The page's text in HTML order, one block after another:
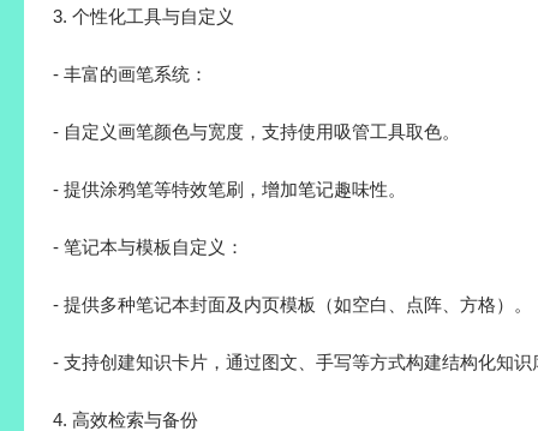
3. 个性化工具与自定义
- 丰富的画笔系统：
- 自定义画笔颜色与宽度，支持使用吸管工具取色。
- 提供涂鸦笔等特效笔刷，增加笔记趣味性。
- 笔记本与模板自定义：
- 提供多种笔记本封面及内页模板（如空白、点阵、方格）。
- 支持创建知识卡片，通过图文、手写等方式构建结构化知识
4. 高效检索与备份